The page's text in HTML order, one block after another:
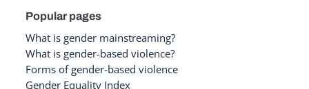
Popular pages
What is gender mainstreaming?
What is gender-based violence?
Forms of gender-based violence
Gender Equality Index